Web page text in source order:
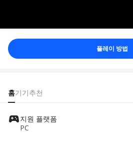
플레이 방법
홈기기추천
지원 플랫폼
PC